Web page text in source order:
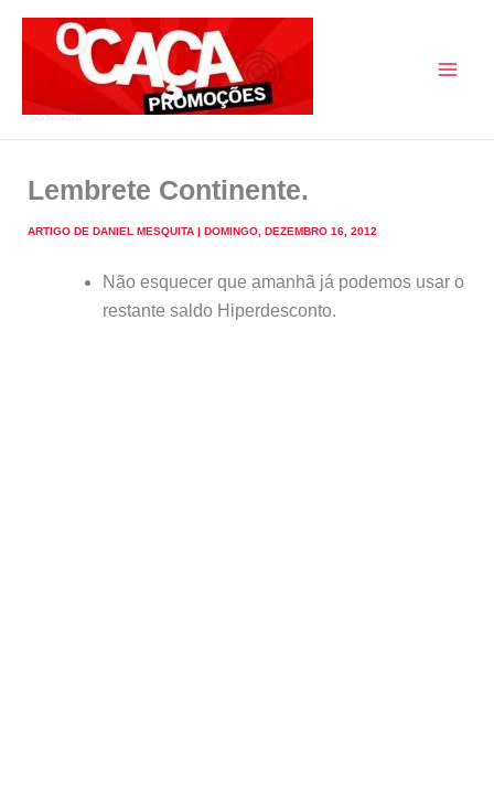
Lembrete Continente.
ARTIGO DE DANIEL MESQUITA | DOMINGO, DEZEMBRO 16, 2012
Não esquecer que amanhã já podemos usar o
restante saldo Hiperdesconto.